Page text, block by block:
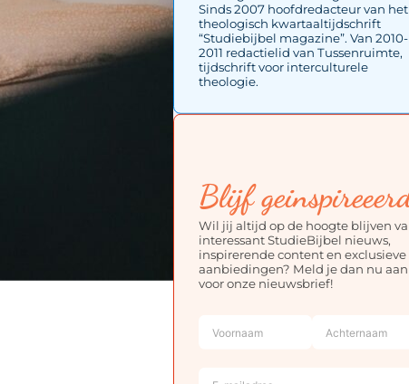
Sinds 2007 hoofdredacteur van het
theologisch kwartaaltijdschrift
“Studiebijbel magazine”. Van 2010-
2011 redactielid van Tussenruimte,
tijdschrift voor interculturele
theologie.
Blijf
Wil jij altijd op de hoogte blijven
interessant StudieBijbel nieuws,
inspirerende content en exclusieve
aanbiedingen? Meld je dan nu aan
voor onze nieuwsbrief!